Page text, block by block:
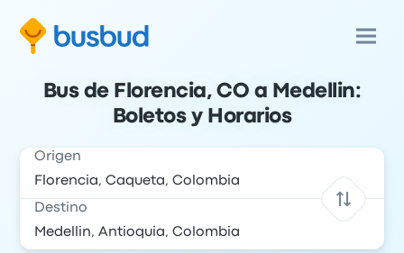
Bus de Florencia, CO a Medellin:
Boletos y Horarios
Origen
Destino